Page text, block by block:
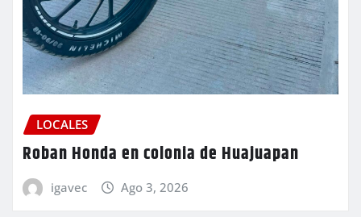
LOCALES
Roban Honda en colonia de Huajuapan
igavec Ago 3, 2026